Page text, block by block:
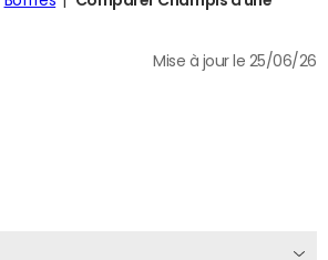
Mise à jour le 25/06/26